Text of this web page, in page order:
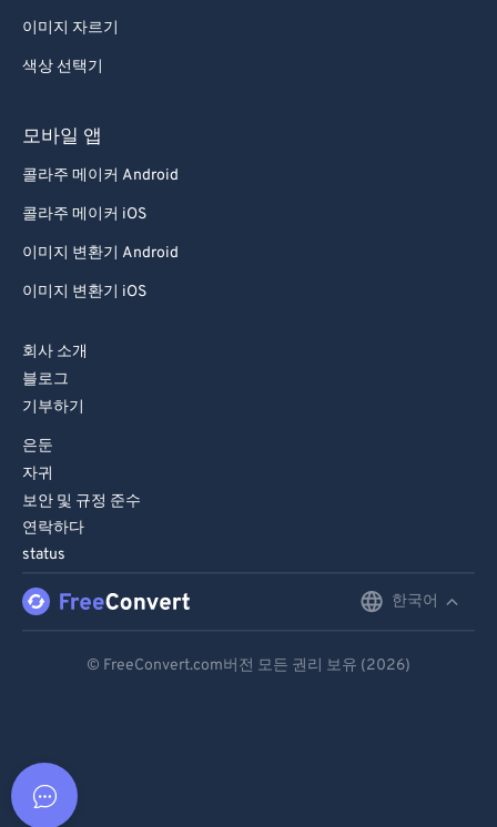
이미지 자르기
색상 선택기
모바일 앱
콜라주 메이커 Android
콜라주 메이커 iOS
이미지 변환기 Android
이미지 변환기 iOS
회사 소개
블로그
기부하기
은둔
자귀
보안 및 규정 준수
연락하다
status
한국어
© FreeConvert.com버전 모든 권리 보유 (2026)